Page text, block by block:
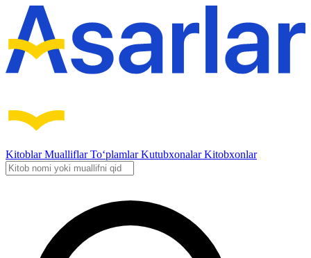
KitoblarMualliflarTo‘plamlarKutubxonalarKitobxonlar